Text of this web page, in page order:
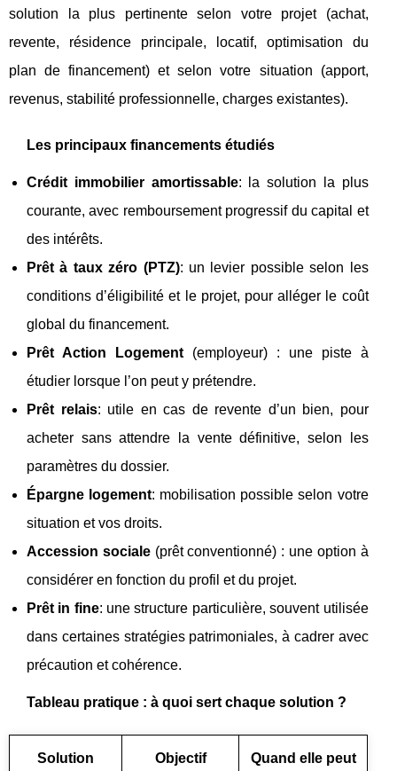
solution la plus pertinente selon votre projet (achat,
revente, résidence principale, locatif, optimisation du
plan de financement) et selon votre situation (apport,
revenus, stabilité professionnelle, charges existantes).
Les principaux financements étudiés
Crédit immobilier amortissable: la solution la plus
courante, avec remboursement progressif du capital et
des intérêts.
Prêt à taux zéro (PTZ): un levier possible selon les
conditions d’éligibilité et le projet, pour alléger le coût
global du financement.
Prêt Action Logement(employeur) : une piste à
étudier lorsque l’on peut y prétendre.
Prêt relais: utile en cas de revente d’un bien, pour
acheter sans attendre la vente définitive, selon les
paramètres du dossier.
Épargne logement: mobilisation possible selon votre
situation et vos droits.
Accession sociale(prêt conventionné) : une option à
considérer en fonction du profil et du projet.
Prêt in fine: une structure particulière, souvent utilisée
dans certaines stratégies patrimoniales, à cadrer avec
précaution et cohérence.
Tableau pratique : à quoi sert chaque solution ?
Solution
Objectif
Quand elle peut